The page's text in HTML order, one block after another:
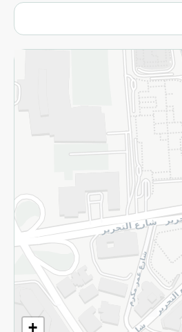
+
سياسة الاستخدام